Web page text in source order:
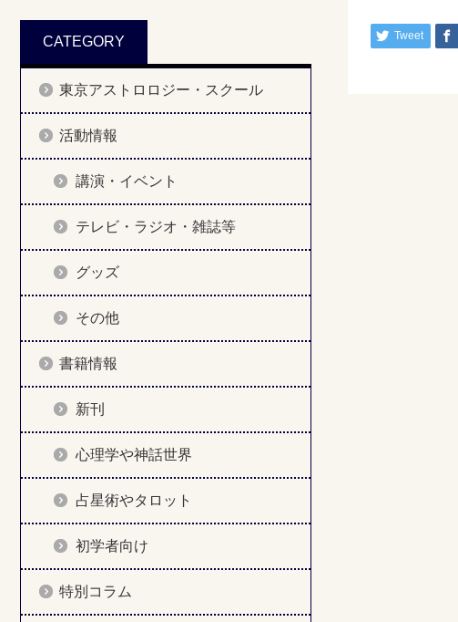
Tweet
CATEGORY
東京アストロロジー・スクール
活動情報
講演・イベント
テレビ・ラジオ・雑誌等
グッズ
その他
書籍情報
新刊
心理学や神話世界
占星術やタロット
初学者向け
特別コラム